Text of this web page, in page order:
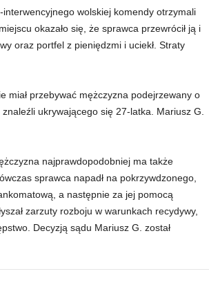
wolskiej komendy otrzymali
okazało się, że sprawca przewrócił ją i
oraz portfel z pieniędzmi i uciekł. Straty
miał przebywać mężczyzna podejrzewany o
ukrywającego się 27-latka. Mariusz G.
najprawdopodobniej ma także
sprawca napadł na pokrzywdzonego,
a następnie za jej pomocą
zarzuty rozboju w warunkach recydywy,
Decyzją sądu Mariusz G. został